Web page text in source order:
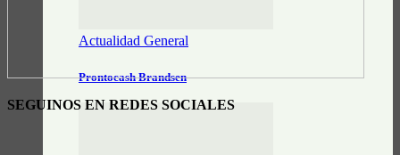
Actualidad General
Prontocash Brandsen
SEGUINOS EN REDES SOCIALES